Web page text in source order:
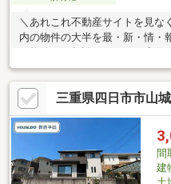
＼あれこれ不動産サイトを見な
内の物件の大半を最・新・情・
ァムタウン四日市上海老」停
◆用途多彩なテラス付きのお庭
クすると、詳細をご覧いただけ
＝＝＝＝＝＝＝《失敗しない住
情報を持っていますので、お客
ご提案できます。＝＝＝＝＝＝
三重県四日市市山
間
建